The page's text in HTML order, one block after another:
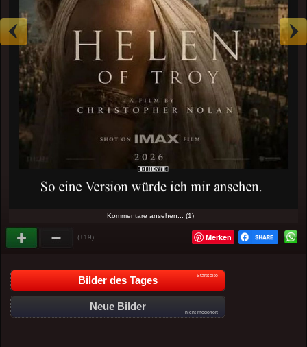
Kommentare ansehen... (1)
(+19) Merken
Bilder des Tages Startseite
Neue Bilder
nicht moderiert